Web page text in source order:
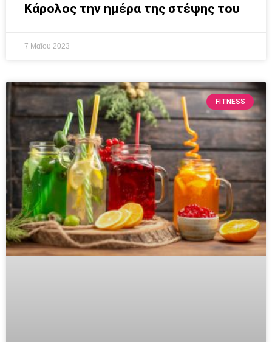
Κάρολος την ημέρα της στέψης του
7 Μαΐου 2023
FITNESS